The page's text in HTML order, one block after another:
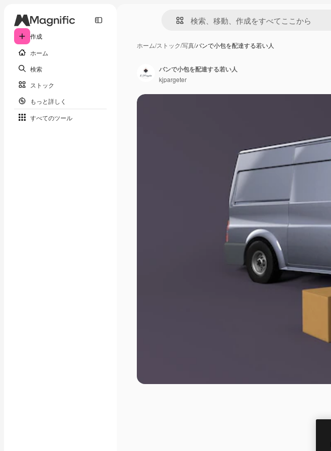
作成
ホーム
検索
ストック
もっと詳しく
すべてのツール
ホーム/ストック/写真/バンで小包を配達する若い人
バンで小包を配達する若い人
kjpargeter